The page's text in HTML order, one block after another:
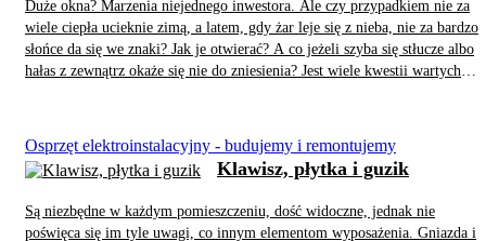
Duże okna? Marzenia niejednego inwestora. Ale czy przypadkiem nie za
wiele ciepła ucieknie zimą, a latem, gdy żar leje się z nieba, nie za bardzo
słońce da się we znaki? Jak je otwierać? A co jeżeli szyba się stłucze albo
hałas z zewnątrz okaże się nie do zniesienia? Jest wiele kwestii wartych
Osprzęt elektroinstalacyjny - budujemy i remontujemy
Są niezbędne w każdym pomieszczeniu, dość widoczne, jednak nie
poświęca się im tyle uwagi, co innym elementom wyposażenia. Gniazda i
Klawisz, płytka i guzik